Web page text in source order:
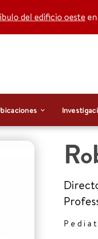
del edificio oeste